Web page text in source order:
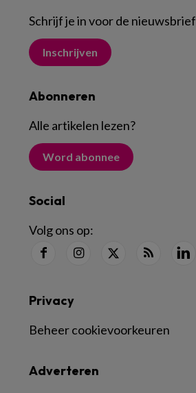
Schrijf je in voor de nieuwsbrief
Inschrijven
Abonneren
Alle artikelen lezen?
Word abonnee
Social
Volg ons op:
Adverteren
Privacy
Beheer cookievoorkeuren